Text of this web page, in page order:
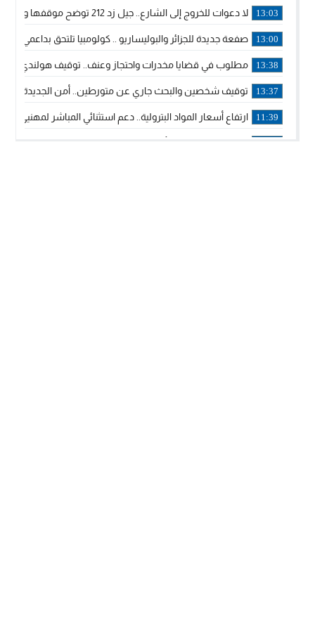
13:03 لا دعوات للخروج إلى الشارع.. جيل زد 212 توضح موقفها وتؤكد أن المنشورات المنسوبة إليها لا تمثل موقفها الرسمي.
13:00 صفعة جديدة للجزائر والبوليساريو .. كولومبيا تلتحق بداعمي
13:38 مطلوب في قضايا مخدرات واحتجاز وعنف.. توقيف هولندي
13:37 توقيف شخصين والبحث جاري عن متورطين.. أمن الجديدة يفك
11:39 ارتفاع أسعار المواد البترولية.. دعم استثنائي المباشر لمهنيي